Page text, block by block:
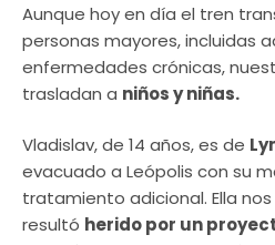
Aunque hoy en día el tren
personas mayores, incluidas
enfermedades crónicas,
trasladan a niños y niñas.
Vladislav, de 14 años, es de
evacuado a Leópolis con su
tratamiento adicional. Ella
resultó herido por un